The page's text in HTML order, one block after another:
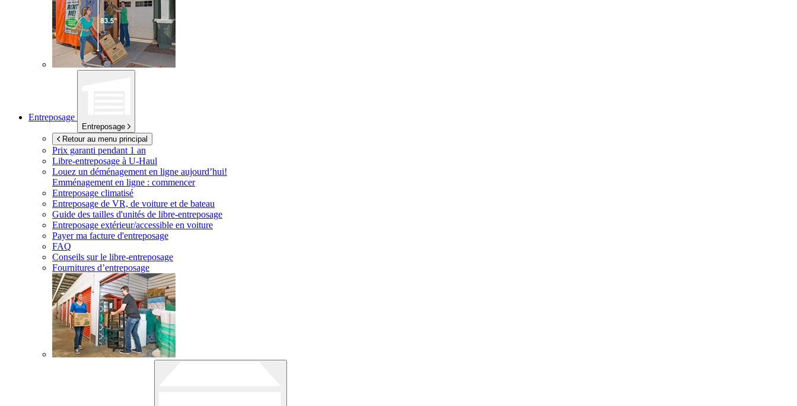
Entreposage
Entreposage
Retour au menu principal
Prix garanti pendant 1 an
Libre-entreposage à U-Haul
Louez un déménagement en ligne aujourd’hui!
Emménagement en ligne : commencer
Entreposage climatisé
Entreposage de VR, de voiture et de bateau
Guide des tailles d'unités de libre-entreposage
Entreposage extérieur/accessible en voiture
Payer ma facture d'entreposage
FAQ
Conseils sur le libre-entreposage
Fournitures d’entreposage